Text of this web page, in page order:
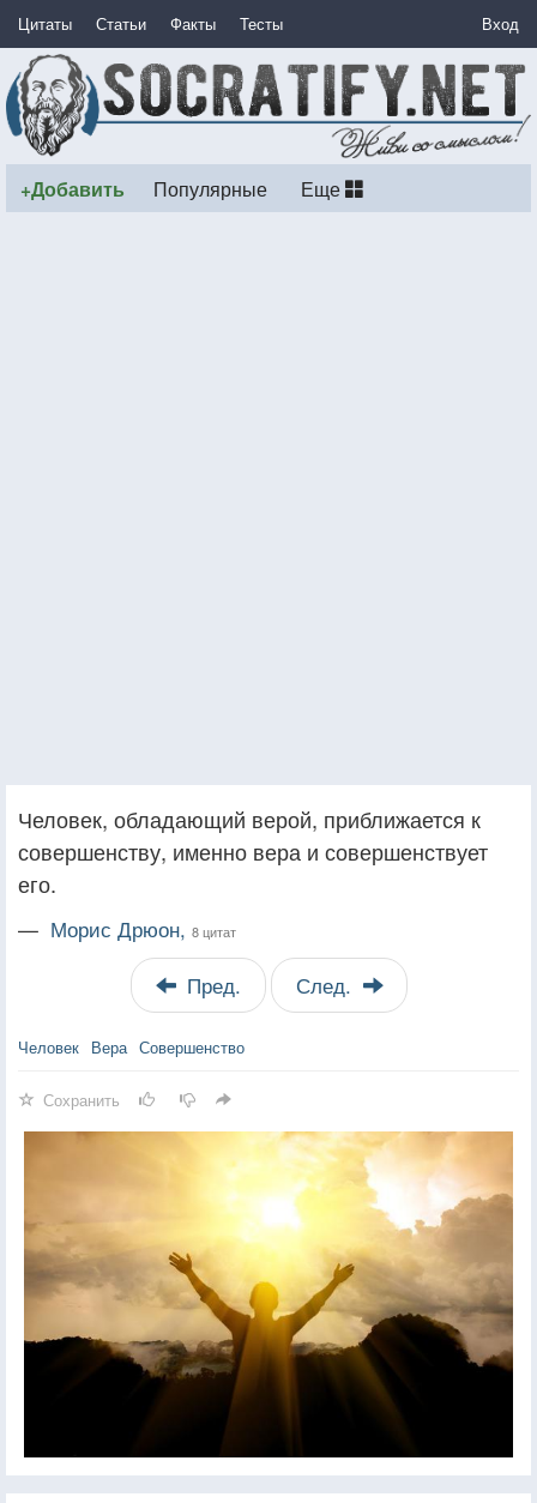
Цитаты Статьи Факты Тесты Вход
+Добавить Популярные Еще
Человек, обладающий верой, приближается к
совершенству, именно вера и совершенствует
его.
— Морис Дрюон, 8 цитат
Пред. След.
Человек Вера Совершенство
Сохранить